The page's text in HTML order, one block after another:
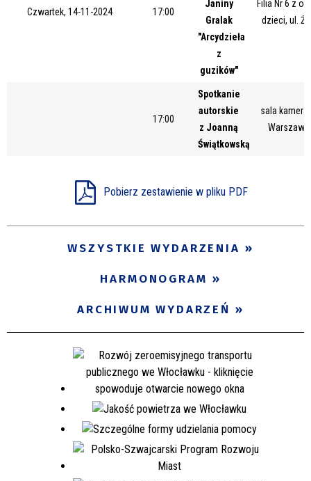
Czwartek, 14-11-2024 17:00
Janiny
Gralak
"Arcydzieła
z
guzików"
Filia Nr 6 z
dzieci, ul.
17:00
Spotkanie
autorskie
z Joanną
Świątkowską
sala
Pobierz zestawienie w pliku PDF
WSZYSTKIE WYDARZENIA
HARMONOGRAM
ARCHIWUM WYDARZEŃ